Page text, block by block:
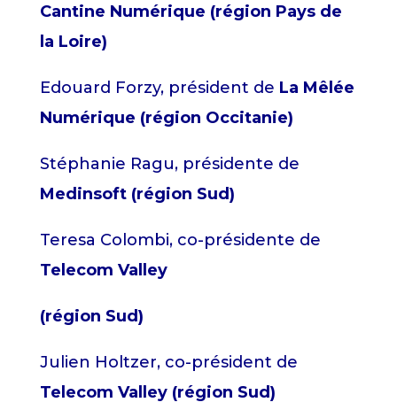
Cantine Numérique (région Pays de
la Loire)
Edouard Forzy, président de La Mêlée
Numérique (région Occitanie)
Stéphanie Ragu, présidente de
Medinsoft (région Sud)
Teresa Colombi, co-présidente de
Telecom Valley
(région Sud)
Julien Holtzer, co-président de
Telecom Valley (région Sud)